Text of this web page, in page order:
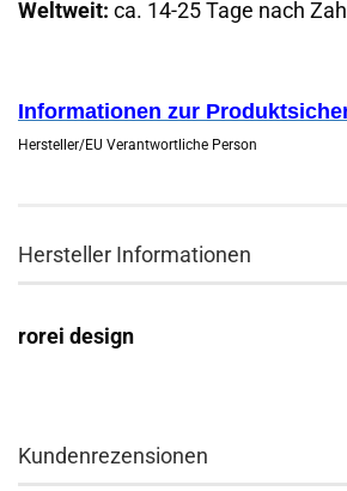
Weltweit: ca. 14-25 Tage nach
Informationen zur
Hersteller/EU Verantwortliche Person
Hersteller Informationen
rorei design
Kundenrezensionen